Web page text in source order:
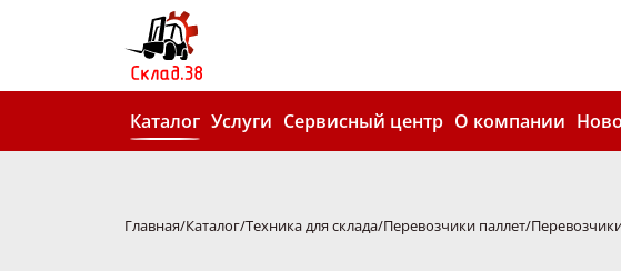
Каталог Услуги Сервисный центр О компании
Главная Каталог Техника для склада Перевозчики паллет